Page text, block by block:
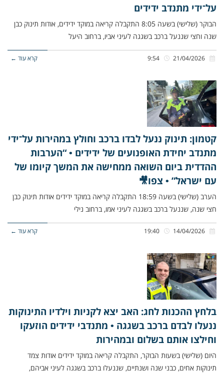
על־ידי מתנדב ידידים
הבוקר (שלישי) בשעה 8:05 התקבלה קריאה במוקד ידידים, אודות תינוק כבן
שנה וחצי שננעל ברכב בשגגה לעיני אביו, ברחוב היעל
קרא עוד ←
קטמון: תינוק ננעל לבדו ברכב וחולץ במהירות על־ידי
מתנדב יחידת האופנועים של ידידים • “הערבות
ההדדית ביום השואה ממחישה את המשך קיומו של
עם ישראל” • צפו🎥
הערב (שלישי) בשעה 18:59 התקבלה קריאה במוקד ידידים אודות תינוק כבן
חצי שנה, שננעל ברכב בשגגה לעיני אמו, ברחוב נילי
קרא עוד ←
בלחץ ההכנות לחג: האב יצא לקניות וילדיו התינוקות
ננעלו לבדם ברכב בשגגה • מתנדבי ידידים הוזעקו
וחילצו אותם בשלום ובמהירות
היום (שלישי) בשעות הבוקר, התקבלה קריאה במוקד ידידים אודות צמד
תינוקות אחים, כבני שנה ושנתיים, שננעלו ברכב בשגגה לעיני אביהם,